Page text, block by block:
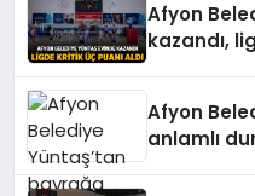
Afyon
kazandı,
Afyon
anlamlı